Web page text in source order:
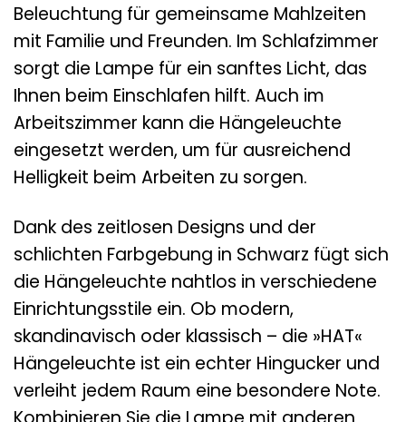
Beleuchtung für gemeinsame Mahlzeiten
mit Familie und Freunden. Im Schlafzimmer
sorgt die Lampe für ein sanftes Licht, das
Ihnen beim Einschlafen hilft. Auch im
Arbeitszimmer kann die Hängeleuchte
eingesetzt werden, um für ausreichend
Helligkeit beim Arbeiten zu sorgen.
Dank des zeitlosen Designs und der
schlichten Farbgebung in Schwarz fügt sich
die Hängeleuchte nahtlos in verschiedene
Einrichtungsstile ein. Ob modern,
skandinavisch oder klassisch – die »HAT«
Hängeleuchte ist ein echter Hingucker und
verleiht jedem Raum eine besondere Note.